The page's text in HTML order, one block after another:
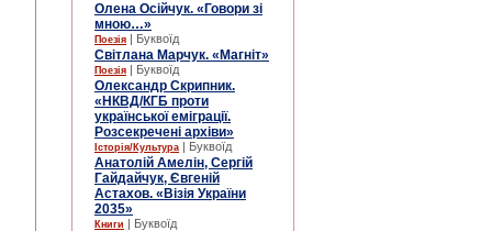
Олена Осійчук. «Говори зі
мною…»
Поезія | Буквоїд
Світлана Марчук. «Магніт»
Поезія | Буквоїд
Олександр Скрипник.
«НКВД/КГБ проти
української еміграції.
Розсекречені архіви»
Історія/Культура | Буквоїд
Анатолій Амелін, Сергій
Гайдайчук, Євгеній
Астахов. «Візія України
2035»
Книги | Буквоїд